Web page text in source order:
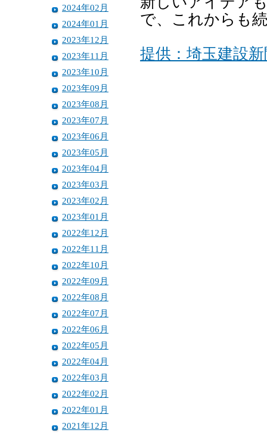
2024年02月
2024年01月
2023年12月
2023年11月
2023年10月
2023年09月
2023年08月
2023年07月
2023年06月
2023年05月
2023年04月
2023年03月
2023年02月
2023年01月
2022年12月
2022年11月
2022年10月
2022年09月
2022年08月
2022年07月
2022年06月
2022年05月
2022年04月
2022年03月
2022年02月
2022年01月
2021年12月
で、これからも
提供：埼玉建設